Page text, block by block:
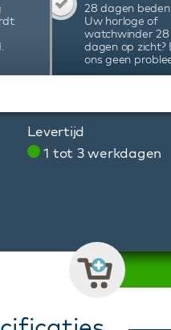
28 dagen
Uw horloge of
watchwinder 28
dagen op zicht?
ons geen
Levertijd
1 tot 3 werkdagen